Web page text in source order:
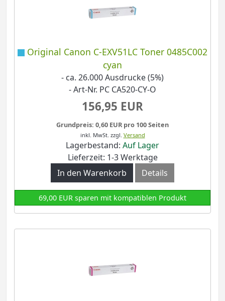
Original Canon C-EXV51LC Toner 0485C002
cyan
- ca. 26.000 Ausdrucke (5%)
- Art-Nr. PC CA520-CY-O
156,95 EUR
Grundpreis: 0,60 EUR pro 100 Seiten
inkl. MwSt. zzgl. Versand
Lagerbestand: Auf Lager
Lieferzeit: 1-3 Werktage
In den Warenkorb
Details
69,00 EUR sparen mit kompatiblen Produkt